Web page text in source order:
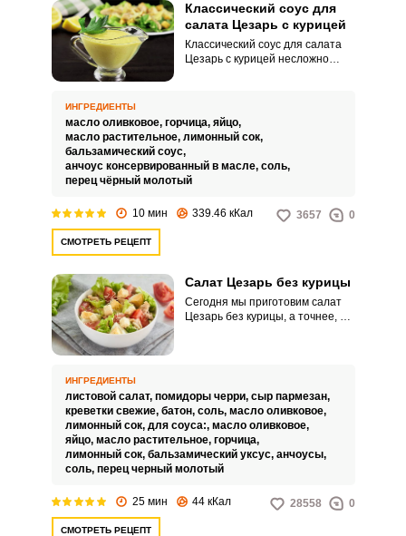
Классический соус для
салата Цезарь с курицей
Классический соус для салата
Цезарь с курицей несложно
дополнение для вашего салата.
ИНГРЕДИЕНТЫ
масло оливковое, горчица, яйцо,
масло растительное, лимонный сок,
бальзамический соус,
анчоус консервированный в масле, соль,
перец чёрный молотый
10 мин 339.46 кКал 3657 0
СМОТРЕТЬ РЕЦЕПТ
Салат Цезарь без курицы
Сегодня мы приготовим салат
Цезарь без курицы, а точнее, мы
куриное филе.
ИНГРЕДИЕНТЫ
листовой салат, помидоры черри, сыр пармезан,
креветки свежие, батон, соль, масло оливковое,
лимонный сок, для соуса:, масло оливковое,
яйцо, масло растительное, горчица,
лимонный сок, бальзамический уксус, анчоусы,
соль, перец черный молотый
25 мин 44 кКал 28558 0
СМОТРЕТЬ РЕЦЕПТ